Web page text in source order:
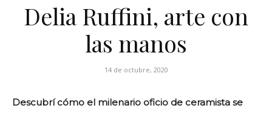
Delia Ruffini, arte con
las manos
14 de octubre, 2020
Descubrí cómo el milenario oficio de ceramista se